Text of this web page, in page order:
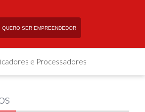
QUERO SER EMPREENDEDOR
e Processadores